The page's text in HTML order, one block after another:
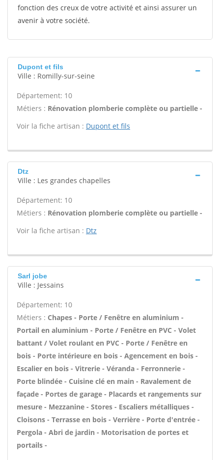
fonction des creux de votre activité et ainsi assurer un
avenir à votre société.
Dupont et fils
Ville : Romilly-sur-seine
Département: 10
Métiers : Rénovation plomberie complète ou partielle -
Voir la fiche artisan : Dupont et fils
Dtz
Ville : Les grandes chapelles
Département: 10
Métiers : Rénovation plomberie complète ou partielle -
Voir la fiche artisan : Dtz
Sarl jobe
Ville : Jessains
Département: 10
Métiers : Chapes - Porte / Fenêtre en aluminium -
Portail en aluminium - Porte / Fenêtre en PVC - Volet
battant / Volet roulant en PVC - Porte / Fenêtre en
bois - Porte intérieure en bois - Agencement en bois -
Escalier en bois - Vitrerie - Véranda - Ferronnerie -
Porte blindée - Cuisine clé en main - Ravalement de
façade - Portes de garage - Placards et rangements sur
mesure - Mezzanine - Stores - Escaliers métalliques -
Cloisons - Terrasse en bois - Verrière - Porte d'entrée -
Pergola - Abri de jardin - Motorisation de portes et
portails -